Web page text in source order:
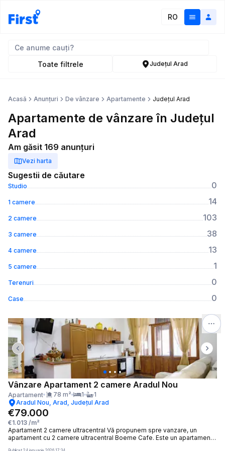
RO
Toate filtrele Județul Arad
Acasă Anunțuri De vânzare Apartamente Județul Arad
Apartamente de vânzare în Județul
Arad
Am găsit 169 anunțuri
Vezi harta
Sugestii de căutare
Studio 0
1 camere 14
2 camere 103
3 camere 38
4 camere 13
5 camere 1
Terenuri 0
Case 0
Previous slide Next
Vânzare Apartament 2 camere Aradul Nou
Apartament 78 m² 1
1
Aradul Nou, Arad, Județul Arad
€79.000
€1.013 /m²
Apartament 2 camere ultracentral Vă propunem spre vanzare, un
apartament cu 2 camere ultracentral Boeme Cafe. Este un apartament